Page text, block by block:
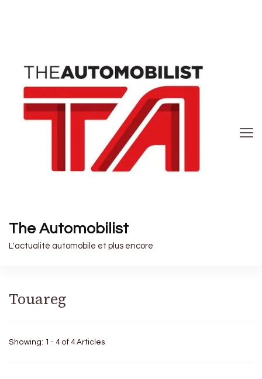
The Automobilist
L'actualité automobile et plus encore
Touareg
Showing: 1 - 4 of 4 Articles